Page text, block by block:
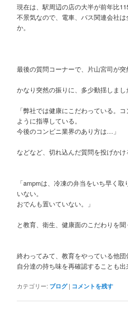
現在は、駅周辺の店の大半が前年比
不景気なので、電車、バス関連会社
か。
最後の質問コーナーで、片山宮司が突
かなり突然の振りに、多少動揺しまし
「弊社では健康にこだわっている。
ように指導している。
今後のコンビニ業界のあり方は…」
などなど、切れ込んだ質問を投げかけ
「ampmは、冷凍の弁当をいち早く
いない。
おでんも置いていない。」
と教育、衛生、健康面のこだわりを聞
終わってみて、教育をやっている他団
自分達の持ち味を再確認することも出
カテゴリー: ブログ | コメントを残す